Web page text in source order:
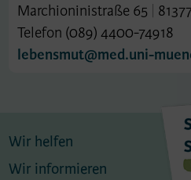
Marchioninistraße 65
Telefon (089) 4400-74918
lebensmut@med.uni-
Wir helfen
Wir informieren